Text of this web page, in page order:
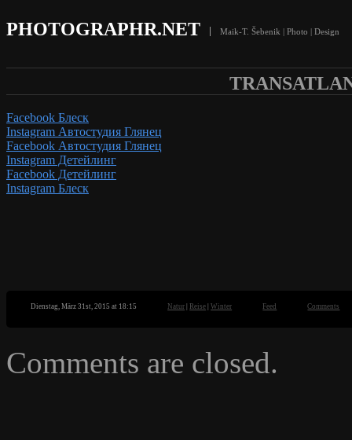
PHOTOGRAPHR.NET Maik-T. Šebenik | Photo | Design
Facebook Блеск
Instagram Автостудия Глянец
Facebook Автостудия Глянец
Instagram Детейлинг
Facebook Детейлинг
Instagram Блеск
Dienstag, März 31st, 2015 at 18:15 Natur |Reise |Winter Feed Comments
Comments are closed.